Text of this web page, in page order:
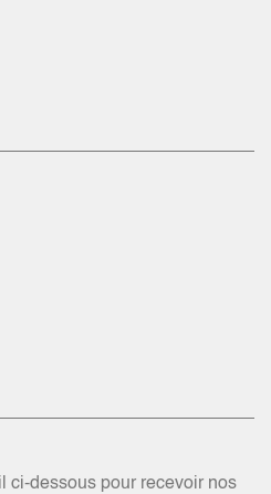
ci-dessous pour recevoir nos